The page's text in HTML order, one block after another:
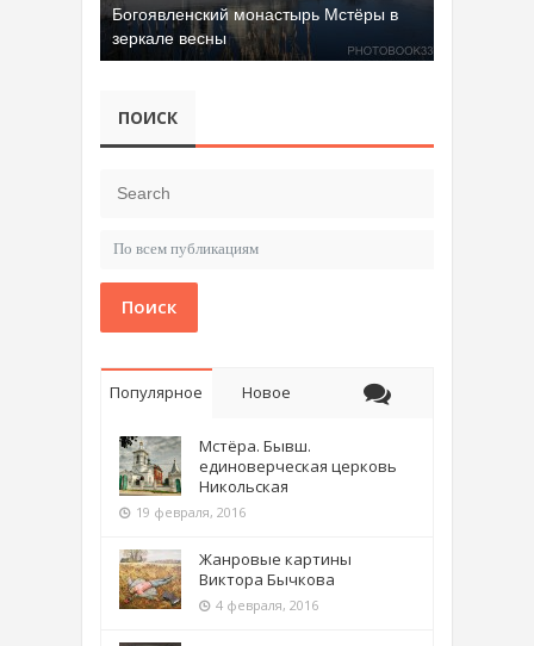
Богоявленский монастырь Мстёры в
зеркале весны
ПОИСК
Поиск
Популярное Новое
Мстёра. Бывш.
единоверческая церковь
Никольская
19 февраля, 2016
Жанровые картины
Виктора Бычкова
4 февраля, 2016